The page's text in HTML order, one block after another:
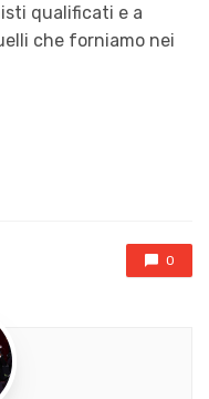
qualificati e a
che forniamo nei
0